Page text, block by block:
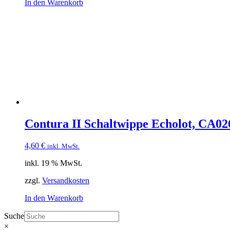
In den Warenkorb
Contura II Schaltwippe Echolot,
4,60 € inkl. MwSt.
inkl. 19 % MwSt.
zzgl. Versandkosten
In den Warenkorb
Suche
×